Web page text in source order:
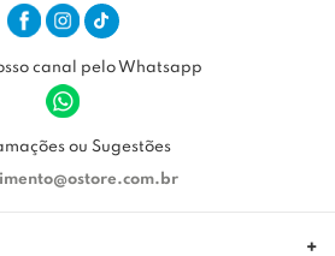
canal pelo Whatsapp
ou Sugestões